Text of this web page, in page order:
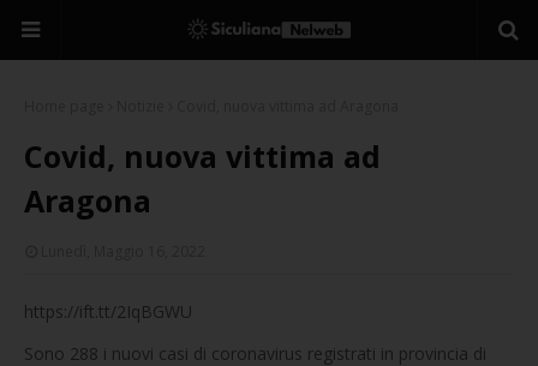
Covid, nuova vittima ad
Aragona
https://ift.tt/2IqBGWU
Sono 288 i nuovi casi di coronavirus registrati in provincia di